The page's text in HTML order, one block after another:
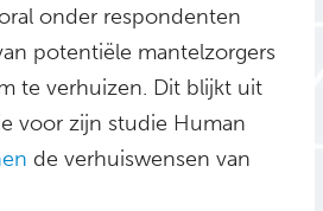
onder respondenten
potentiële mantelzorgers
te verhuizen. Dit blijkt uit
voor zijn studie Human
de verhuiswensen van